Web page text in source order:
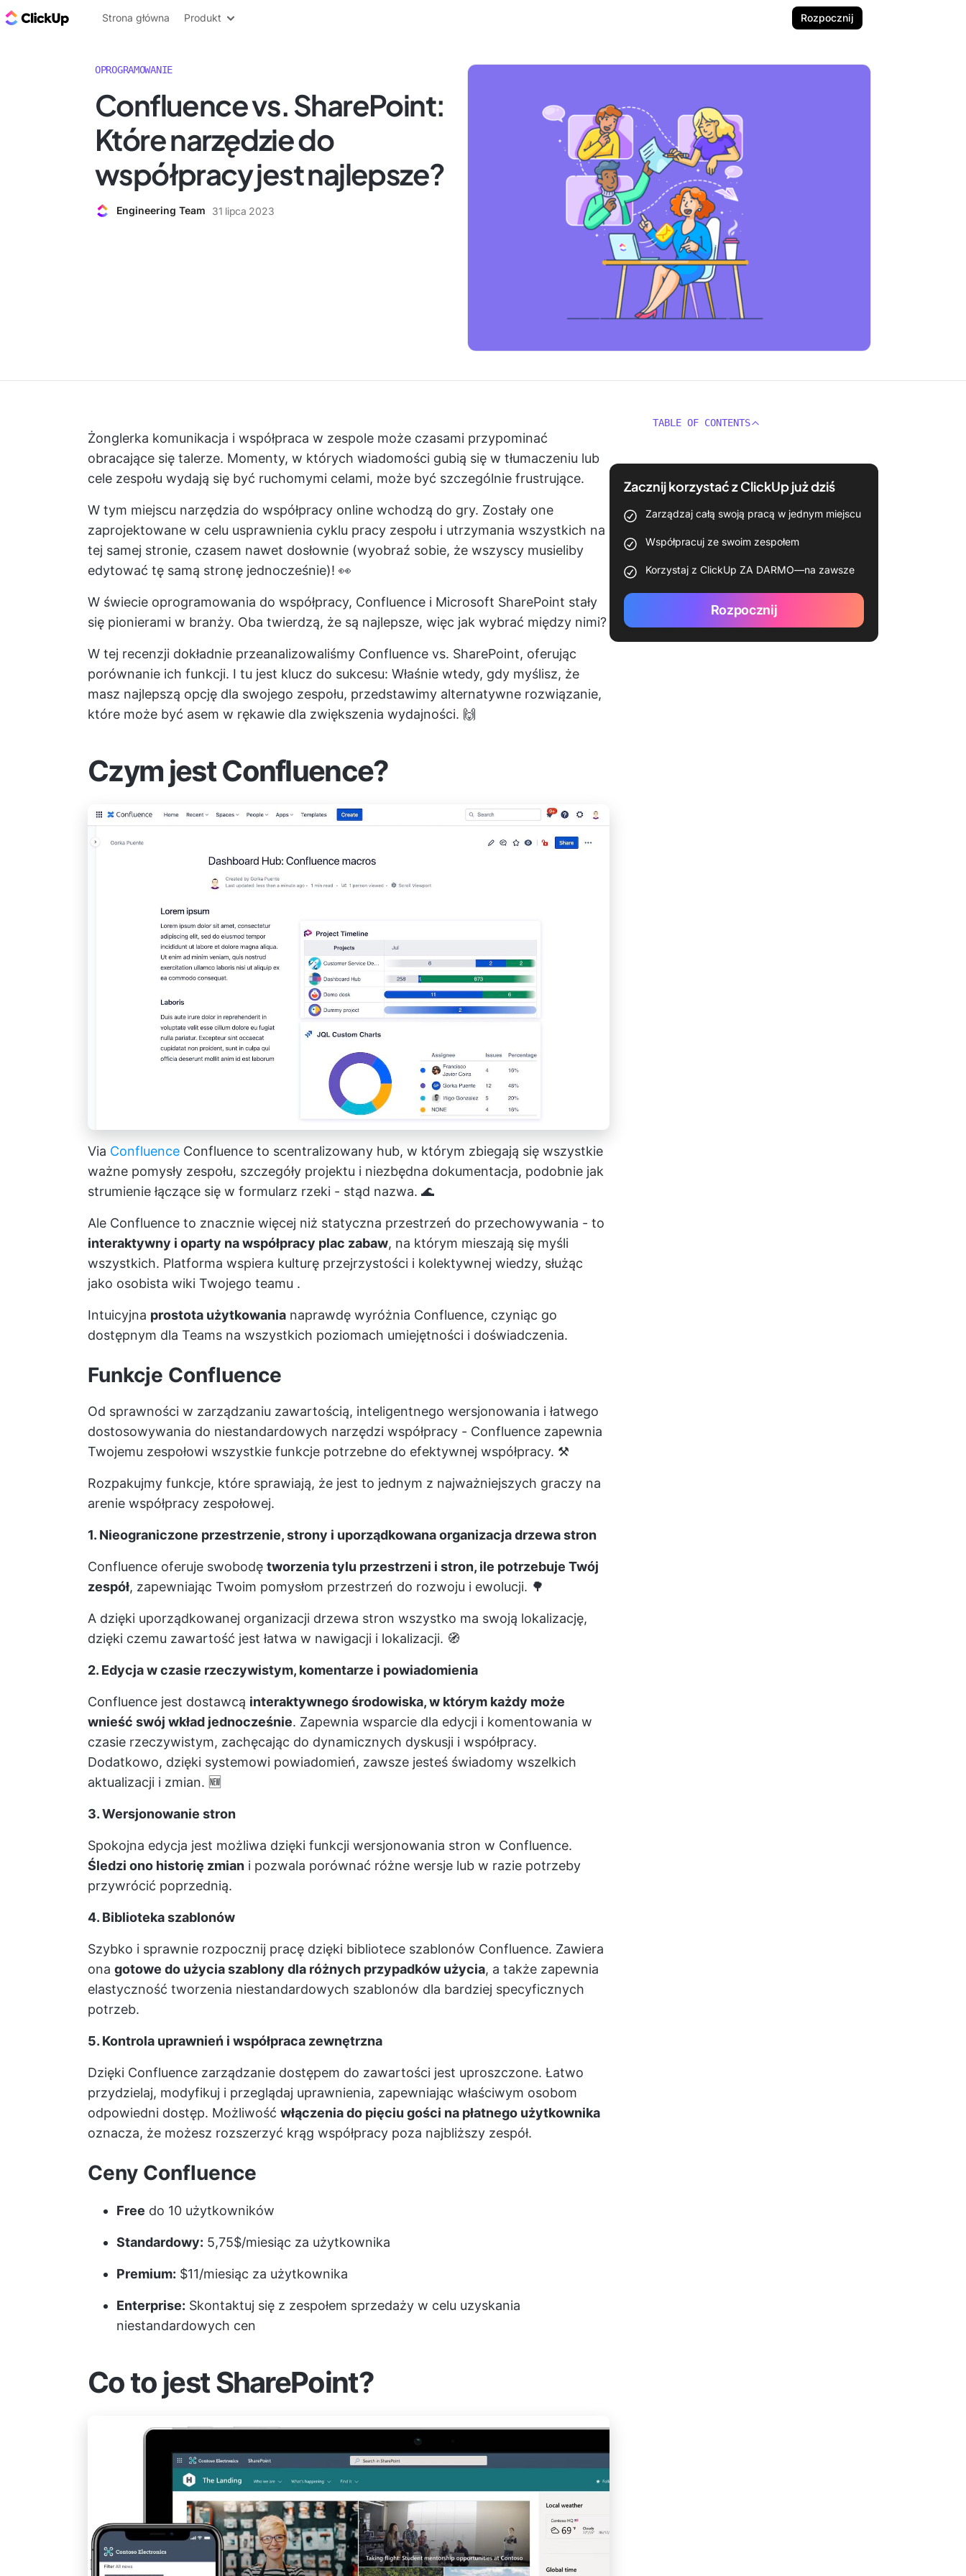
ClickUp Blog
Strona główna Produkt Rozpocznij
OPROGRAMOWANIE
Confluence vs. SharePoint:
Które narzędzie do
współpracy jest najlepsze?
Engineering Team 31 lipca 2023
Żonglerka komunikacja i współpraca w zespole może czasami przypominać
obracające się talerze. Momenty, w których wiadomości gubią się w tłumaczeniu lub
cele zespołu wydają się być ruchomymi celami, może być szczególnie frustrujące.
W tym miejscu narzędzia do współpracy online wchodzą do gry. Zostały one
zaprojektowane w celu usprawnienia cyklu pracy zespołu i utrzymania wszystkich na
tej samej stronie, czasem nawet dosłownie (wyobraź sobie, że wszyscy musieliby
edytować tę samą stronę jednocześnie)! 👀
W świecie oprogramowania do współpracy, Confluence i Microsoft SharePoint stały
się pionierami w branży. Oba twierdzą, że są najlepsze, więc jak wybrać między nimi?
W tej recenzji dokładnie przeanalizowaliśmy Confluence vs. SharePoint, oferując
porównanie ich funkcji. I tu jest klucz do sukcesu: Właśnie wtedy, gdy myślisz, że
masz najlepszą opcję dla swojego zespołu, przedstawimy alternatywne rozwiązanie,
które może być asem w rękawie dla zwiększenia wydajności. 🙌
Czym jest Confluence?
Via Confluence Confluence to scentralizowany hub, w którym zbiegają się wszystkie
ważne pomysły zespołu, szczegóły projektu i niezbędna dokumentacja, podobnie jak
strumienie łączące się w formularz rzeki - stąd nazwa. 🌊
Ale Confluence to znacznie więcej niż statyczna przestrzeń do przechowywania - to
interaktywny i oparty na współpracy plac zabaw, na którym mieszają się myśli
wszystkich. Platforma wspiera kulturę przejrzystości i kolektywnej wiedzy, służąc
jako osobista wiki Twojego teamu .
Intuicyjna prostota użytkowania naprawdę wyróżnia Confluence, czyniąc go
dostępnym dla Teams na wszystkich poziomach umiejętności i doświadczenia.
Funkcje Confluence
Od sprawności w zarządzaniu zawartością, inteligentnego wersjonowania i łatwego
dostosowywania do niestandardowych narzędzi współpracy - Confluence zapewnia
Twojemu zespołowi wszystkie funkcje potrzebne do efektywnej współpracy. ⚒️
Rozpakujmy funkcje, które sprawiają, że jest to jednym z najważniejszych graczy na
arenie współpracy zespołowej.
1. Nieograniczone przestrzenie, strony i uporządkowana organizacja drzewa stron
Confluence oferuje swobodę tworzenia tylu przestrzeni i stron, ile potrzebuje Twój
zespół, zapewniając Twoim pomysłom przestrzeń do rozwoju i ewolucji. 🌳
A dzięki uporządkowanej organizacji drzewa stron wszystko ma swoją lokalizację,
dzięki czemu zawartość jest łatwa w nawigacji i lokalizacji. 🧭
2. Edycja w czasie rzeczywistym, komentarze i powiadomienia
Confluence jest dostawcą interaktywnego środowiska, w którym każdy może
wnieść swój wkład jednocześnie. Zapewnia wsparcie dla edycji i komentowania w
czasie rzeczywistym, zachęcając do dynamicznych dyskusji i współpracy.
Dodatkowo, dzięki systemowi powiadomień, zawsze jesteś świadomy wszelkich
aktualizacji i zmian. 🆕
3. Wersjonowanie stron
Spokojna edycja jest możliwa dzięki funkcji wersjonowania stron w Confluence.
Śledzi ono historię zmian i pozwala porównać różne wersje lub w razie potrzeby
przywrócić poprzednią.
4. Biblioteka szablonów
Szybko i sprawnie rozpocznij pracę dzięki bibliotece szablonów Confluence. Zawiera
ona gotowe do użycia szablony dla różnych przypadków użycia, a także zapewnia
elastyczność tworzenia niestandardowych szablonów dla bardziej specyficznych
potrzeb.
5. Kontrola uprawnień i współpraca zewnętrzna
Dzięki Confluence zarządzanie dostępem do zawartości jest uproszczone. Łatwo
przydzielaj, modyfikuj i przeglądaj uprawnienia, zapewniając właściwym osobom
odpowiedni dostęp. Możliwość włączenia do pięciu gości na płatnego użytkownika
oznacza, że możesz rozszerzyć krąg współpracy poza najbliższy zespół.
Ceny Confluence
Free do 10 użytkowników
Standardowy: 5,75$/miesiąc za użytkownika
Premium: $11/miesiąc za użytkownika
Enterprise: Skontaktuj się z zespołem sprzedaży w celu uzyskania
niestandardowych cen
Co to jest SharePoint?
TABLE OF CONTENTS
Zacznij korzystać z ClickUp już dziś
Zarządzaj całą swoją pracą w jednym miejscu
Współpracuj ze swoim zespołem
Korzystaj z ClickUp ZA DARMO—na zawsze
Rozpocznij